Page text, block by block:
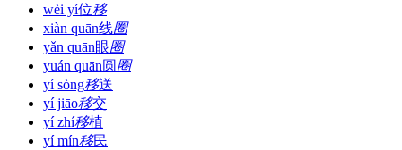
wèi yí位移
xiàn quān线圈
yǎn quān眼圈
yuán quān圆 圈
yí sòng移送
yí jiāo移交
yí zhí移植
yí mín移民